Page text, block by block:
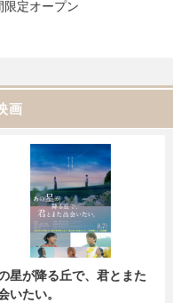
限定オープン
画
星が降る丘で、君とまた
いたい。